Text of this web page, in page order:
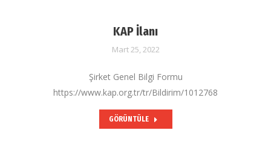
KAP İlanı
Mart 25, 2022
Şirket Genel Bilgi Formu
https://www.kap.org.tr/tr/Bildirim/1012768
GÖRÜNTÜLE